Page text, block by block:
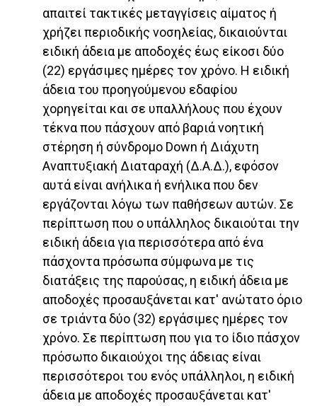
απαιτεί τακτικές μεταγγίσεις αίματος ή
χρήζει περιοδικής νοσηλείας, δικαιούνται
ειδική άδεια με αποδοχές έως είκοσι δύο
(22) εργάσιμες ημέρες τον χρόνο. Η ειδική
άδεια του προηγούμενου εδαφίου
χορηγείται και σε υπαλλήλους που έχουν
τέκνα που πάσχουν από βαριά νοητική
στέρηση ή σύνδρομο Down ή Διάχυτη
Αναπτυξιακή Διαταραχή (Δ.Α.Δ.), εφόσον
αυτά είναι ανήλικα ή ενήλικα που δεν
εργάζονται λόγω των παθήσεων αυτών. Σε
περίπτωση που ο υπάλληλος δικαιούται την
ειδική άδεια για περισσότερα από ένα
πάσχοντα πρόσωπα σύμφωνα με τις
διατάξεις της παρούσας, η ειδική άδεια με
αποδοχές προσαυξάνεται κατ' ανώτατο όριο
σε τριάντα δύο (32) εργάσιμες ημέρες τον
χρόνο. Σε περίπτωση που για το ίδιο πάσχον
πρόσωπο δικαιούχοι της άδειας είναι
περισσότεροι του ενός υπάλληλοι, η ειδική
άδεια με αποδοχές προσαυξάνεται κατ'